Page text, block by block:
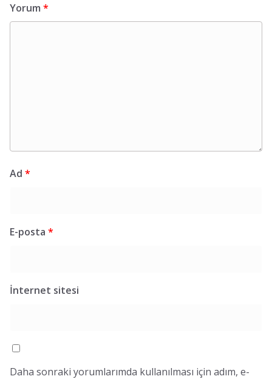
Yorum *
Ad *
E-posta *
İnternet sitesi
Daha sonraki yorumlarımda kullanılması için adım, e-